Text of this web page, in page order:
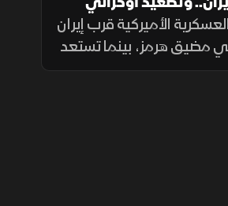
الأميركية قرب إيران
مضيق هرمز، بينما تستعد
في إسبانيا، بالتزامن